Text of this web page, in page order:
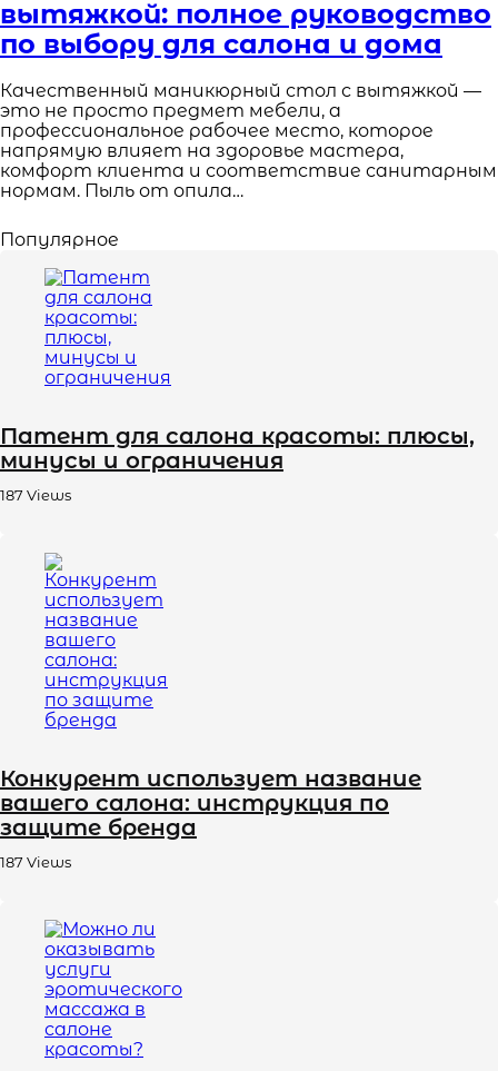
вытяжкой: полное руководство
по выбору для салона и дома
Качественный маникюрный стол с вытяжкой —
это не просто предмет мебели, а
профессиональное рабочее место, которое
напрямую влияет на здоровье мастера,
комфорт клиента и соответствие санитарным
нормам. Пыль от опила…
Популярное
Патент для салона красоты: плюсы,
минусы и ограничения
187 Views
Конкурент использует название
вашего салона: инструкция по
защите бренда
187 Views